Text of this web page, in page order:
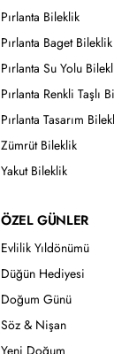
Pırlanta Bileklik
Pırlanta Baget Bileklik
Pırlanta Su Yolu
Pırlanta Renkli Taşlı
Pırlanta Tasarım
Zümrüt Bileklik
Yakut Bileklik
ÖZEL GÜNLER
Evlilik Yıldönümü
Düğün Hediyesi
Doğum Günü
Söz & Nişan